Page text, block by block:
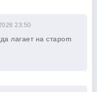
23:50
лагает на старom